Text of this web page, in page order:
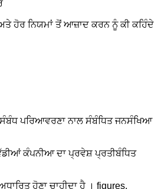
ਹੋਰ ਨਿਯਮਾਂ ਤੋਂ ਆਜ਼ਾਦ ਕਰਨ ਨੂੰ ਕੀ ਕਹਿੰਦੇ
ਪਰਿਆਵਰਣਾ ਨਾਲ ਸੰਬੰਧਿਤ ਜਨਸੰਖਿਆ
ਕੰਪਨੀਆ ਦਾ ਪ੍ਰਵੇਸ਼ ਪ੍ਰਤੀਬੰਧਿਤ
ਹੋਣਾ ਚਾਹੀਦਾ ਹੈ । figures.